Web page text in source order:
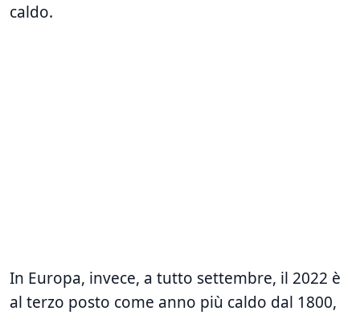
caldo.
In Europa, invece, a tutto settembre, il 2022 è
al terzo posto come anno più caldo dal 1800,